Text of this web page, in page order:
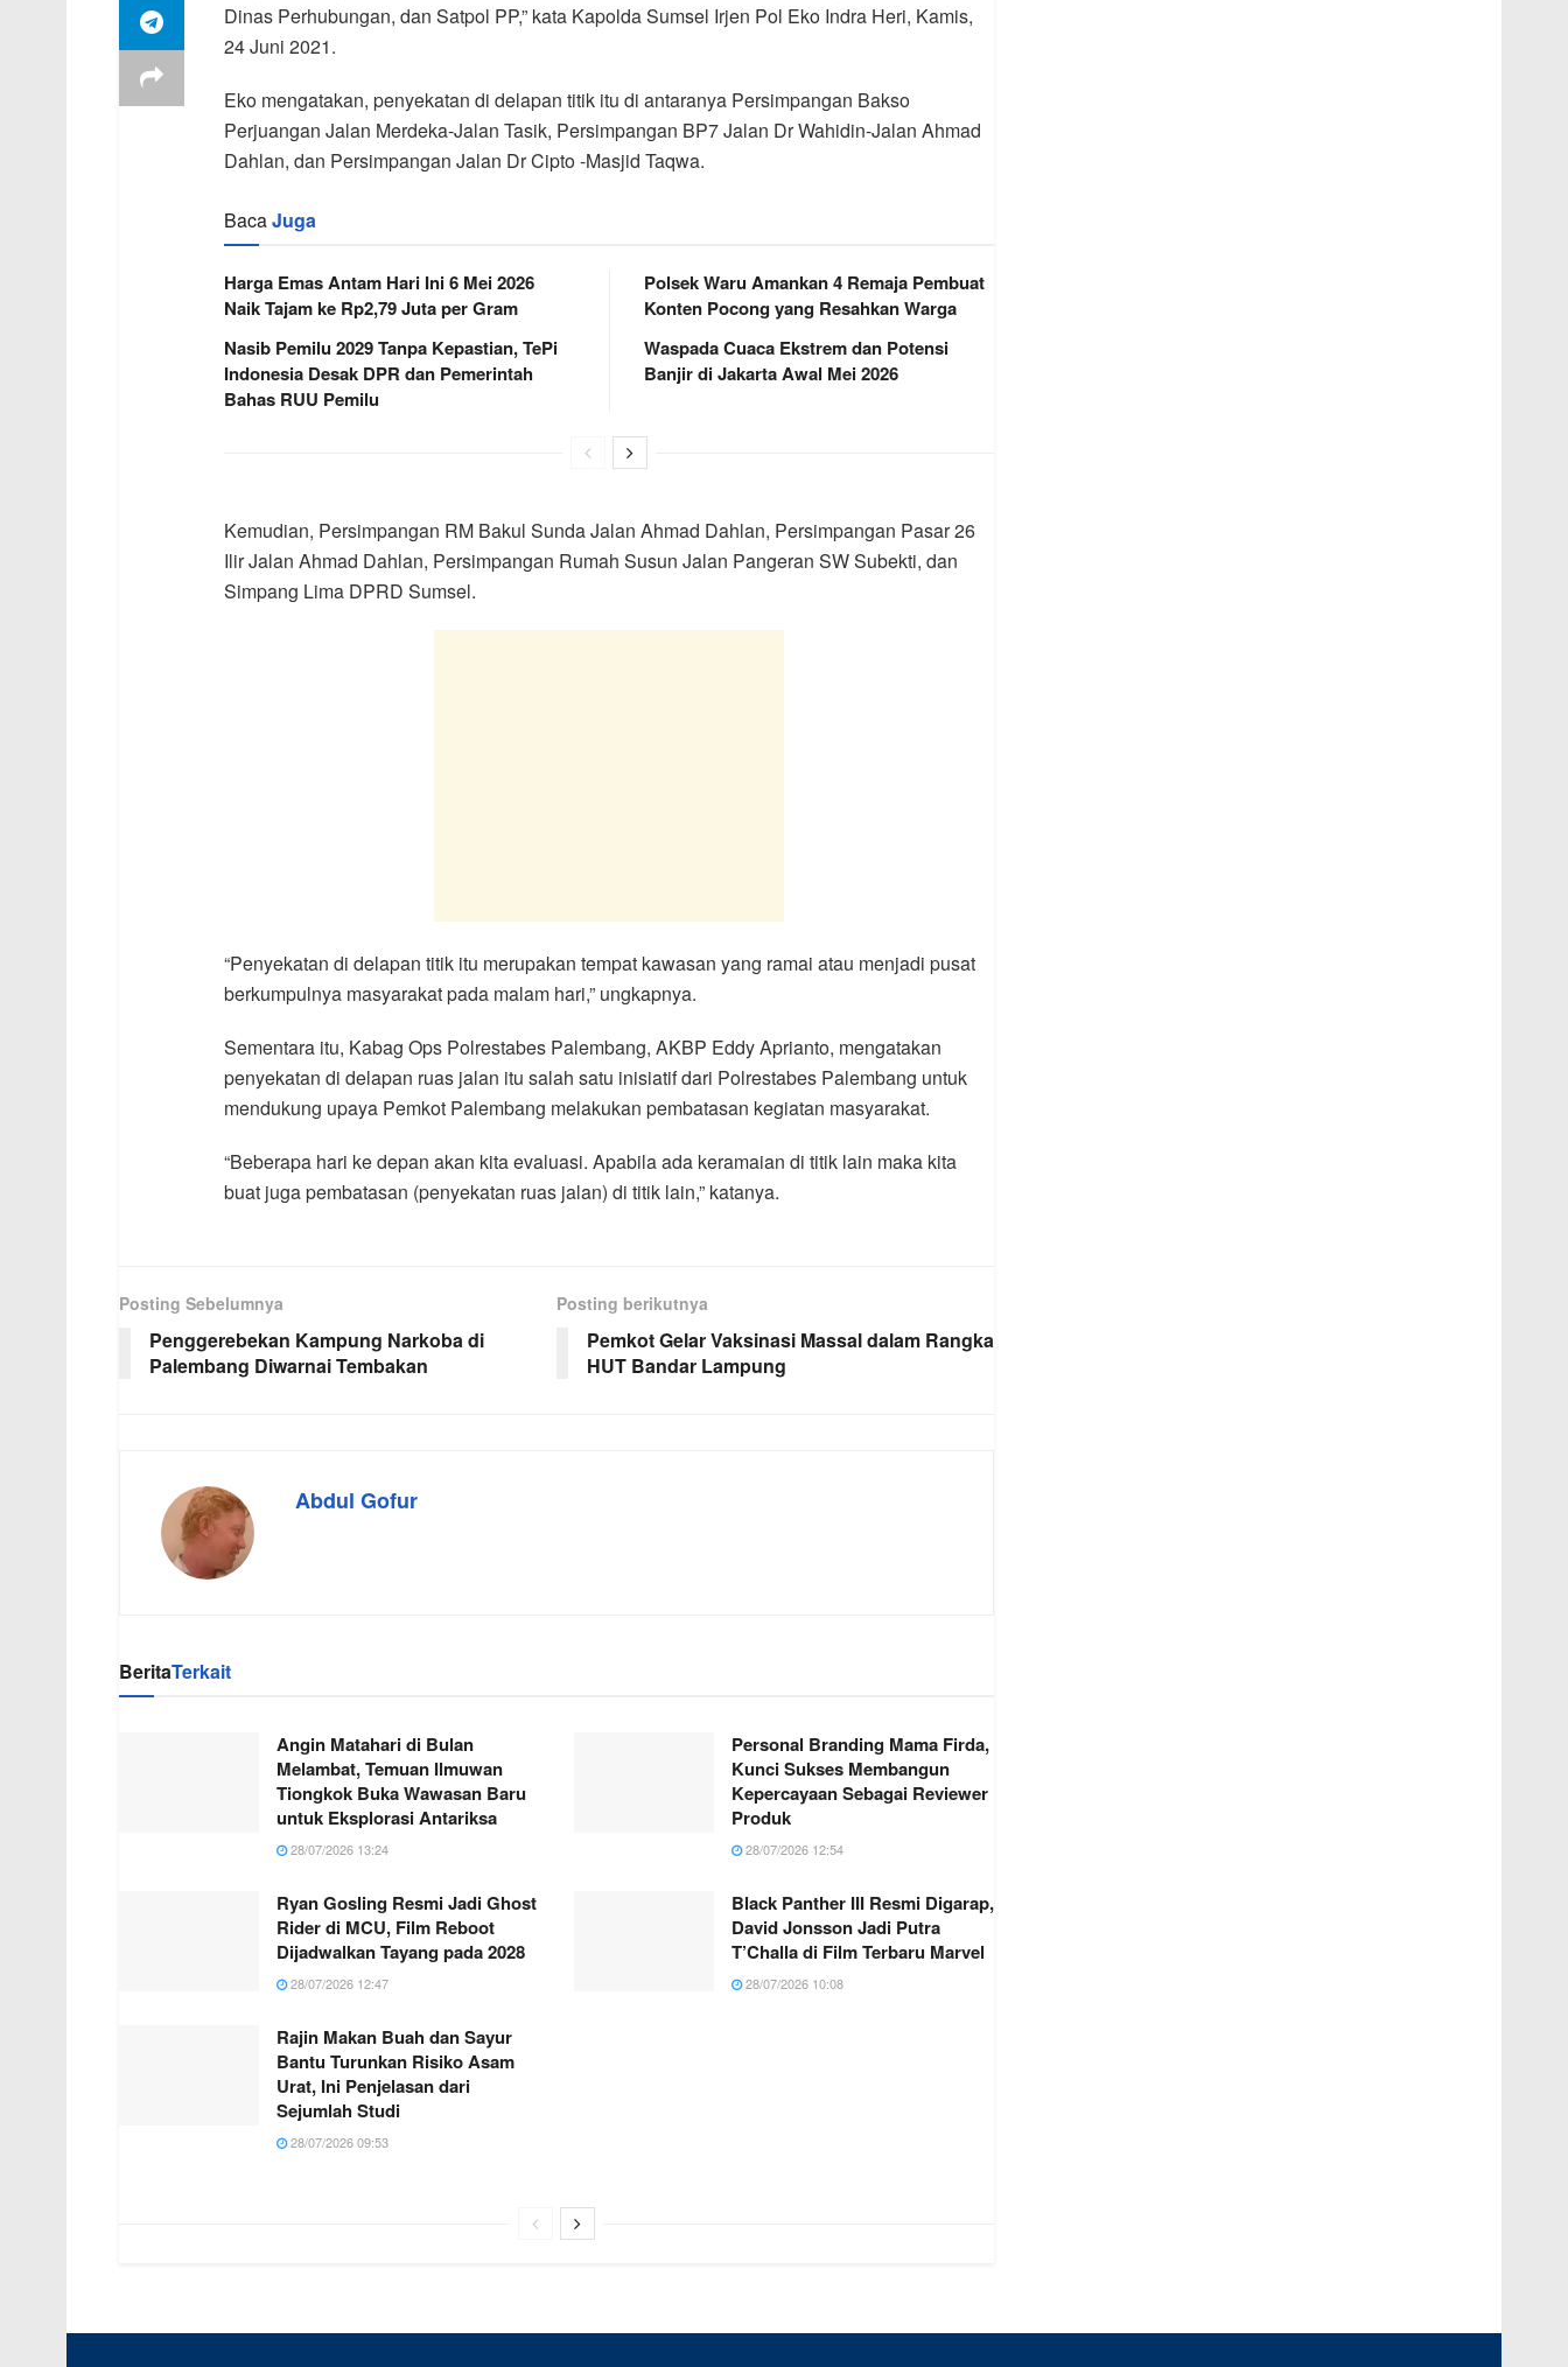
Dinas Perhubungan, dan Satpol PP,” kata Kapolda Sumsel Irjen Pol Eko Indra Heri, Kamis,
24 Juni 2021.
Eko mengatakan, penyekatan di delapan titik itu di antaranya Persimpangan Bakso
Perjuangan Jalan Merdeka-Jalan Tasik, Persimpangan BP7 Jalan Dr Wahidin-Jalan Ahmad
Dahlan, dan Persimpangan Jalan Dr Cipto -Masjid Taqwa.
BacaJuga
Harga Emas Antam Hari Ini 6 Mei 2026
Naik Tajam ke Rp2,79 Juta per Gram
Nasib Pemilu 2029 Tanpa Kepastian, TePi
Indonesia Desak DPR dan Pemerintah
Bahas RUU Pemilu
Polsek Waru Amankan 4 Remaja Pembuat
Konten Pocong yang Resahkan Warga
Waspada Cuaca Ekstrem dan Potensi
Banjir di Jakarta Awal Mei 2026
Kemudian, Persimpangan RM Bakul Sunda Jalan Ahmad Dahlan, Persimpangan Pasar 26
Ilir Jalan Ahmad Dahlan, Persimpangan Rumah Susun Jalan Pangeran SW Subekti, dan
Simpang Lima DPRD Sumsel.
“Penyekatan di delapan titik itu merupakan tempat kawasan yang ramai atau menjadi pusat
berkumpulnya masyarakat pada malam hari,” ungkapnya.
Sementara itu, Kabag Ops Polrestabes Palembang, AKBP Eddy Aprianto, mengatakan
penyekatan di delapan ruas jalan itu salah satu inisiatif dari Polrestabes Palembang untuk
mendukung upaya Pemkot Palembang melakukan pembatasan kegiatan masyarakat.
“Beberapa hari ke depan akan kita evaluasi. Apabila ada keramaian di titik lain maka kita
buat juga pembatasan (penyekatan ruas jalan) di titik lain,” katanya.
Posting Sebelumnya
Penggerebekan Kampung Narkoba di
Palembang Diwarnai Tembakan
Posting berikutnya
Pemkot Gelar Vaksinasi Massal dalam Rangka
HUT Bandar Lampung
Abdul Gofur
BeritaTerkait
Angin Matahari di Bulan
Melambat, Temuan Ilmuwan
Tiongkok Buka Wawasan Baru
untuk Eksplorasi Antariksa
28/07/2026 13:24
Personal Branding Mama Firda,
Kunci Sukses Membangun
Kepercayaan Sebagai Reviewer
Produk
28/07/2026 12:54
Ryan Gosling Resmi Jadi Ghost
Rider di MCU, Film Reboot
Dijadwalkan Tayang pada 2028
28/07/2026 12:47
Black Panther III Resmi Digarap,
David Jonsson Jadi Putra
T’Challa di Film Terbaru Marvel
28/07/2026 10:08
Rajin Makan Buah dan Sayur
Bantu Turunkan Risiko Asam
Urat, Ini Penjelasan dari
Sejumlah Studi
28/07/2026 09:53